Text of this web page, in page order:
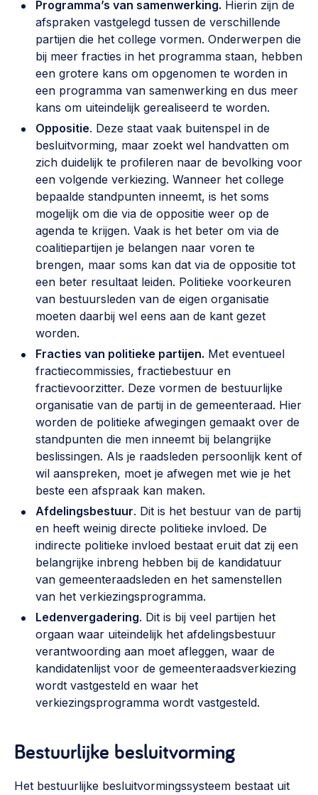
Programma’s van samenwerking. Hierin zijn de
afspraken vastgelegd tussen de verschillende
partijen die het college vormen. Onderwerpen die
bij meer fracties in het programma staan, hebben
een grotere kans om opgenomen te worden in
een programma van samenwerking en dus meer
kans om uiteindelijk gerealiseerd te worden.
Oppositie. Deze staat vaak buitenspel in de
besluitvorming, maar zoekt wel handvatten om
zich duidelijk te profileren naar de bevolking voor
een volgende verkiezing. Wanneer het college
bepaalde standpunten inneemt, is het soms
mogelijk om die via de oppositie weer op de
agenda te krijgen. Vaak is het beter om via de
coalitiepartijen je belangen naar voren te
brengen, maar soms kan dat via de oppositie tot
een beter resultaat leiden. Politieke voorkeuren
van bestuursleden van de eigen organisatie
moeten daarbij wel eens aan de kant gezet
worden.
Fracties van politieke partijen. Met eventueel
fractiecommissies, fractiebestuur en
fractievoorzitter. Deze vormen de bestuurlijke
organisatie van de partij in de gemeenteraad. Hier
worden de politieke afwegingen gemaakt over de
standpunten die men inneemt bij belangrijke
beslissingen. Als je raadsleden persoonlijk kent of
wil aanspreken, moet je afwegen met wie je het
beste een afspraak kan maken.
Afdelingsbestuur. Dit is het bestuur van de partij
en heeft weinig directe politieke invloed. De
indirecte politieke invloed bestaat eruit dat zij een
belangrijke inbreng hebben bij de kandidatuur
van gemeenteraadsleden en het samenstellen
van het verkiezingsprogramma.
Ledenvergadering. Dit is bij veel partijen het
orgaan waar uiteindelijk het afdelingsbestuur
verantwoording aan moet afleggen, waar de
kandidatenlijst voor de gemeenteraadsverkiezing
wordt vastgesteld en waar het
verkiezingsprogramma wordt vastgesteld.
Bestuurlijke besluitvorming
Het bestuurlijke besluitvormingssysteem bestaat uit